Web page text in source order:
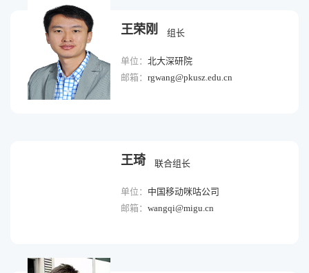
王荣刚 组长
单位： 北大深研院
邮箱： rgwang@pkusz.edu.cn
王琦 联合组长
单位： 中国移动咪咕公司
邮箱： wangqi@migu.cn